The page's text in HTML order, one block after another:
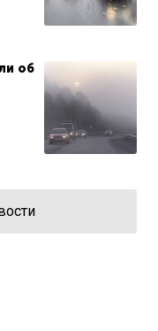
об